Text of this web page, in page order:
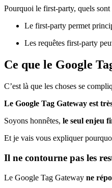
Pourquoi le first-party, quels sont
Le first-party permet
Les requêtes first-party
Ce que le Google
C’est là que les choses se
Le Google Tag Gateway est
Soyons honnêtes, le seul enjeu
Et je vais vous expliquer
Il ne contourne pas les
Le Google Tag Gateway ne